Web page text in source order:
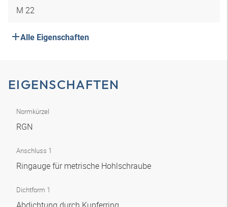
M 22
Alle Eigenschaften
EIGENSCHAFTEN
Normkürzel
RGN
Anschluss 1
Ringauge für metrische Hohlschraube
Dichtform 1